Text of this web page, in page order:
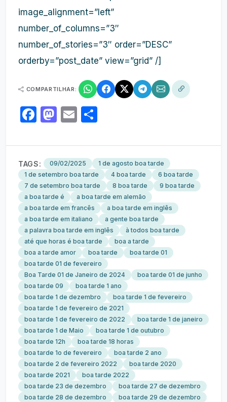
image_alignment=”left”
number_of_columns=”3″
number_of_stories=”3″ order=”DESC”
orderby=”post_date” view=”grid” /]
COMPARTILHAR:
Facebook
Mastodon
Email
TAGS: 09/02/2025
1 de agosto boa tarde
1 de setembro boa tarde
4 boa tarde
6 boa tarde
7 de setembro boa tarde
8 boa tarde
9 boa tarde
a boa tarde é
a boa tarde em alemão
a boa tarde em francês
a boa tarde em inglês
a boa tarde em italiano
a gente boa tarde
a palavra boa tarde em inglês
à todos boa tarde
até que horas é boa tarde
boa a tarde
boa a tarde amor
boa tarde
boa tarde 01
boa tarde 01 de fevereiro
Boa Tarde 01 de Janeiro de 2024
boa tarde 01 de junho
boa tarde 09
boa tarde 1 ano
boa tarde 1 de dezembro
boa tarde 1 de fevereiro
boa tarde 1 de fevereiro de 2021
boa tarde 1 de fevereiro de 2022
boa tarde 1 de janeiro
boa tarde 1 de Maio
boa tarde 1 de outubro
boa tarde 12h
boa tarde 18 horas
boa tarde 1o de fevereiro
boa tarde 2 ano
boa tarde 2 de fevereiro 2022
boa tarde 2020
boa tarde 2021
boa tarde 2022
boa tarde 23 de dezembro
boa tarde 27 de dezembro
boa tarde 28 de dezembro
boa tarde 29 de dezembro